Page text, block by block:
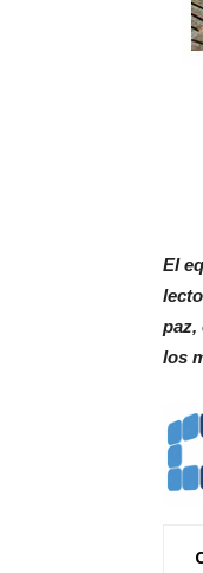
El
paz,
los